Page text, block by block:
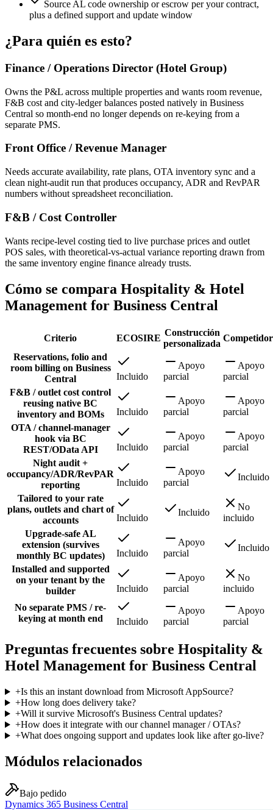
Source AL code ownership or escrow per your contract,
plus a defined support and update window
¿Para quién es esto?
Finance / Operations Director (Hotel Group)
Owns the P&L across multiple properties and wants room revenue,
F&B cost and city-ledger balances posted natively in Business
Central so month-end no longer depends on re-keying from a
separate PMS.
Front Office / Revenue Manager
Needs accurate availability, rate plans, OTA inventory sync and a
clean night-audit run that produces occupancy, ADR and RevPAR
numbers without spreadsheet reconciliation.
F&B / Cost Controller
Wants recipe-level costing tied to live purchase prices and outlet
POS sales, with theoretical-vs-actual variance reporting drawn from
the same inventory engine finance already trusts.
Cómo se compara Hospitality & Hotel
Management for Business Central
Criterio ECOSIRE
Construcción
personalizada
Competidor
Reservations, folio and
room billing on Business
Central
Incluido
Apoyo
parcial
Apoyo
parcial
F&B / outlet cost control
reusing native BC
inventory and BOMs
Incluido
Apoyo
parcial
Apoyo
parcial
OTA / channel-manager
hook via BC
REST/OData API
Incluido
Apoyo
parcial
Apoyo
parcial
Night audit +
occupancy/ADR/RevPAR
reporting
Incluido
Apoyo
parcial
Incluido
Tailored to your rate
plans, outlets and chart of
accounts
Incluido
Incluido
No
incluido
Upgrade-safe AL
extension (survives
monthly BC updates)
Incluido
Apoyo
parcial
Incluido
Installed and supported
on your tenant by the
builder
Incluido
Apoyo
parcial
No
incluido
No separate PMS / re-
keying at month end
Incluido
Apoyo
parcial
Apoyo
parcial
Preguntas frecuentes sobre Hospitality &
Hotel Management for Business Central
+Is this an instant download from Microsoft AppSource?
+How long does delivery take?
+Will it survive Microsoft's Business Central updates?
+How does it integrate with our channel manager / OTAs?
+What does ongoing support and updates look like after go-live?
Módulos relacionados
Bajo pedido
Dynamics 365 Business Central